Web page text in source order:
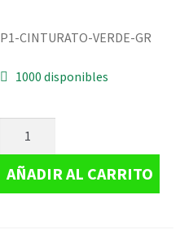
P1-CINTURATO-VERDE-GR
1000 disponibles
AÑADIR AL CARRITO